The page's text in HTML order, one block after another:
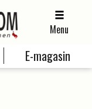
Menu
E-magasin